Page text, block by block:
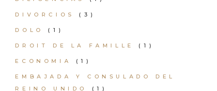
DIVORCIOS (3)
DOLO (1)
DROIT DE LA FAMILLE (1)
ECONOMIA (1)
EMBAJADA Y CONSULADO DEL
REINO UNIDO
(1)